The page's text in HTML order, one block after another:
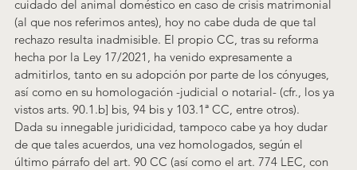
cuidado del animal doméstico en caso de crisis matrimonial
(al que nos referimos antes), hoy no cabe duda de que tal
rechazo resulta inadmisible. El propio CC, tras su reforma
hecha por la Ley 17/2021, ha venido expresamente a
admitirlos, tanto en su adopción por parte de los cónyuges,
así como en su homologación -judicial o notarial- (cfr., los ya
vistos arts. 90.1.b] bis, 94 bis y 103.1ª CC, entre otros).
Dada su innegable juridicidad, tampoco cabe ya hoy dudar
de que tales acuerdos, una vez homologados, según el
último párrafo del art. 90 CC (así como el art. 774 LEC, con